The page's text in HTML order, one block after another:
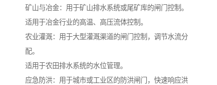
矿山与冶金：用于矿山排水系统或尾矿库的闸门控制。
适用于冶金行业的高温、高压流体控制。
农业灌溉：用于大型灌溉渠道的闸门控制，调节水流分
配。
适用于农田排水系统的水位管理。
应急防洪：用于城市或工业区的防洪闸门，快速响应洪